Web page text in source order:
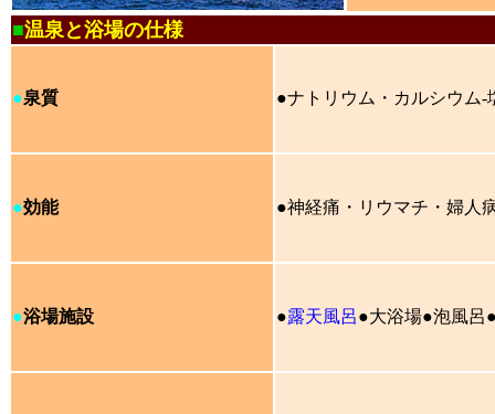
■温泉と浴場の仕様
●泉質 ●ナトリウム・カルシウム‐
●効能 ●神経痛・リウマチ・婦人
●浴場施設 ●露天風呂●大浴場●泡風呂